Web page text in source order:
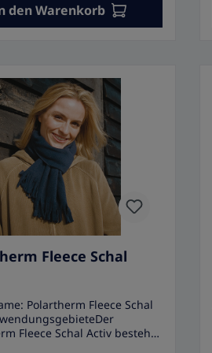
1 Stück Sonstige
den Warenkorb
Fleece Schal
Polartherm Fleece Schal
Fleece Schal Activ besteht